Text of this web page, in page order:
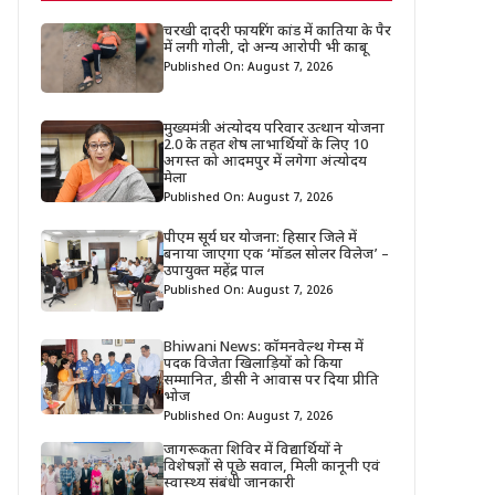
चरखी दादरी फायरिंग कांड में कातिया के पैर
में लगी गोली, दो अन्य आरोपी भी काबू
Published On: August 7, 2026
मुख्यमंत्री अंत्योदय परिवार उत्थान योजना
2.0 के तहत शेष लाभार्थियों के लिए 10
अगस्त को आदमपुर में लगेगा अंत्योदय
मेला
Published On: August 7, 2026
पीएम सूर्य घर योजना: हिसार जिले में
बनाया जाएगा एक ‘मॉडल सोलर विलेज’ –
उपायुक्त महेंद्र पाल
Published On: August 7, 2026
Bhiwani News: कॉमनवेल्थ गेम्स में
पदक विजेता खिलाड़ियों को किया
सम्मानित, डीसी ने आवास पर दिया प्रीति
भोज
Published On: August 7, 2026
जागरूकता शिविर में विद्यार्थियों ने
विशेषज्ञों से पूछे सवाल, मिली कानूनी एवं
स्वास्थ्य संबंधी जानकारी